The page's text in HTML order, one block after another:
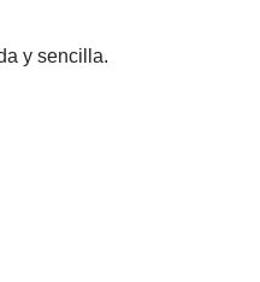
y sencilla.